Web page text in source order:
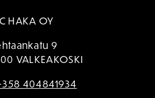
HAKA OY
9
VALKEAKOSKI
404841934